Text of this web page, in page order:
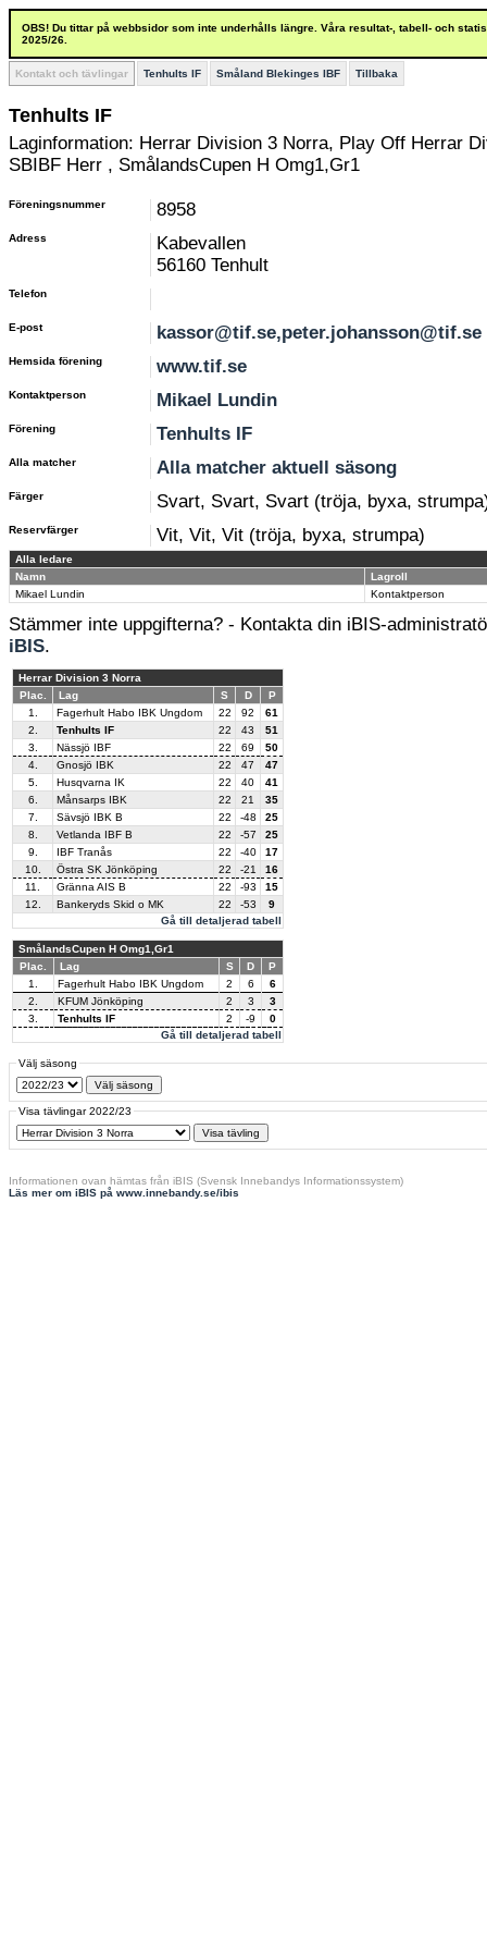
OBS! Du tittar på webbsidor som inte underhålls längre. Våra resultat-, tabell- och
2025/26.
Kontakt och tävlingar Tenhults IF Småland Blekinges IBF Tillbaka
Tenhults IF
Laginformation: Herrar Division 3 Norra, Play Off Herrar
SBIBF Herr , SmålandsCupen H Omg1,Gr1
Föreningsnummer 8958
Adress
Kabevallen
56160 Tenhult
Telefon
E-post kassor@tif.se,peter.johansson@tif.se
Hemsida förening www.tif.se
Kontaktperson Mikael Lundin
Förening Tenhults IF
Alla matcher Alla matcher aktuell säsong
Färger Svart, Svart, Svart (tröja, byxa,
Reservfärger Vit, Vit, Vit (tröja, byxa, strumpa)
Alla ledare
Namn
Lagroll
Mikael Lundin
Kontaktperson
Stämmer inte uppgifterna? - Kontakta din iBIS-
iBIS.
Herrar Division 3 Norra
Plac.
Lag S D P
Gå till detaljerad tabell
1. Fagerhult Habo IBK Ungdom 22 92
61
2.
Tenhults IF 22 43
51
3.
Nässjö IBF 22 69
50
4.
Gnosjö IBK 22 47
47
5.
Husqvarna IK 22 40
41
6.
Månsarps IBK 22 21
35
7.
Sävsjö IBK B 22 -48
25
8.
Vetlanda IBF B 22 -57
25
9.
IBF Tranås 22 -40
17
10.
Östra SK Jönköping 22 -21
16
11.
Gränna AIS B 22 -93
15
12.
Bankeryds Skid o MK 22 -53 9
SmålandsCupen H Omg1,Gr1
Plac.
Lag S D P
Gå till detaljerad tabell
1. Fagerhult Habo IBK Ungdom 2 6
6
2.
KFUM Jönköping 2 3
3
3.
Tenhults IF 2 -9 0
Välj säsong
Visa tävlingar 2022/23
Informationen ovan hämtas från iBIS (Svensk Innebandys Informationssystem)
Läs mer om iBIS på www.innebandy.se/ibis